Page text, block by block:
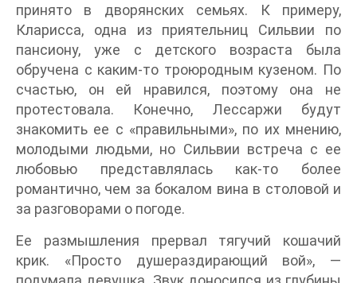
принято в дворянских семьях. К примеру,
Кларисса, одна из приятельниц Сильвии по
пансиону, уже с детского возраста была
обручена с каким-то троюродным кузеном. По
счастью, он ей нравился, поэтому она не
протестовала. Конечно, Лессаржи будут
знакомить ее с «правильными», по их мнению,
молодыми людьми, но Сильвии встреча с ее
любовью представлялась как-то более
романтично, чем за бокалом вина в столовой и
за разговорами о погоде.
Ее размышления прервал тягучий кошачий
крик. «Просто душераздирающий вой», —